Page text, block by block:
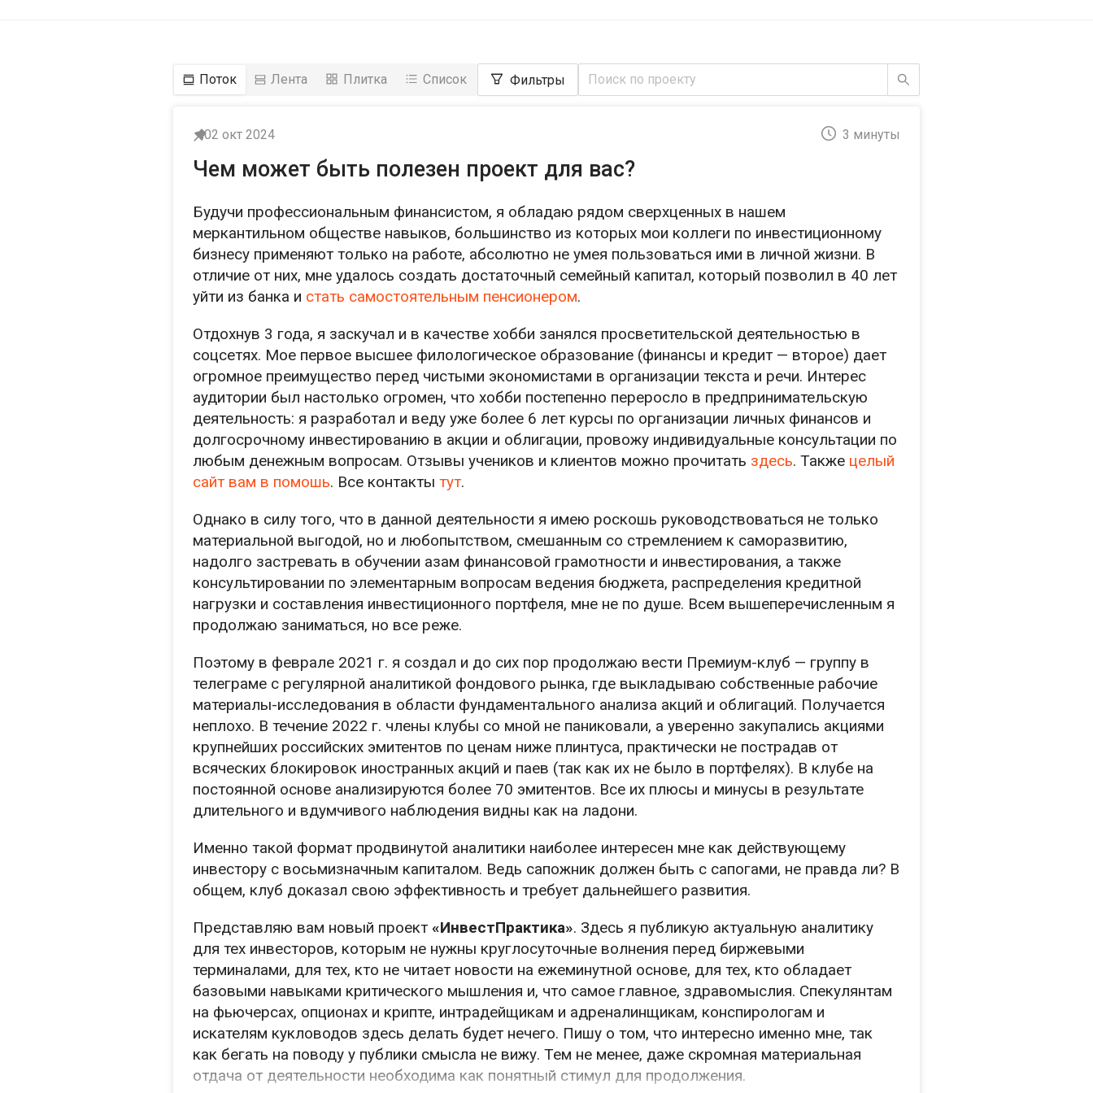
Поток Лента Плитка Список Фильтры
02 окт 2024 3 минуты
Чем может быть полезен проект для вас?
Будучи профессиональным финансистом, я обладаю рядом сверхценных в нашем
меркантильном обществе навыков, большинство из которых мои коллеги по инвестиционному
бизнесу применяют только на работе, абсолютно не умея пользоваться ими в личной жизни. В
отличие от них, мне удалось создать достаточный семейный капитал, который позволил в 40 лет
уйти из банка и стать самостоятельным пенсионером.
Отдохнув 3 года, я заскучал и в качестве хобби занялся просветительской деятельностью в
соцсетях. Мое первое высшее филологическое образование (финансы и кредит — второе) дает
огромное преимущество перед чистыми экономистами в организации текста и речи. Интерес
аудитории был настолько огромен, что хобби постепенно переросло в предпринимательскую
деятельность: я разработал и веду уже более 6 лет курсы по организации личных финансов и
долгосрочному инвестированию в акции и облигации, провожу индивидуальные консультации по
любым денежным вопросам. Отзывы учеников и клиентов можно прочитать здесь. Также целый
сайт вам в помошь. Все контакты тут.
Однако в силу того, что в данной деятельности я имею роскошь руководствоваться не только
материальной выгодой, но и любопытством, смешанным со стремлением к саморазвитию,
надолго застревать в обучении азам финансовой грамотности и инвестирования, а также
консультировании по элементарным вопросам ведения бюджета, распределения кредитной
нагрузки и составления инвестиционного портфеля, мне не по душе. Всем вышеперечисленным я
продолжаю заниматься, но все реже.
Поэтому в феврале 2021 г. я создал и до сих пор продолжаю вести Премиум-клуб — группу в
телеграме с регулярной аналитикой фондового рынка, где выкладываю собственные рабочие
материалы-исследования в области фундаментального анализа акций и облигаций. Получается
неплохо. В течение 2022 г. члены клубы со мной не паниковали, а уверенно закупались акциями
крупнейших российских эмитентов по ценам ниже плинтуса, практически не пострадав от
всяческих блокировок иностранных акций и паев (так как их не было в портфелях). В клубе на
постоянной основе анализируются более 70 эмитентов. Все их плюсы и минусы в результате
длительного и вдумчивого наблюдения видны как на ладони.
Именно такой формат продвинутой аналитики наиболее интересен мне как действующему
инвестору с восьмизначным капиталом. Ведь сапожник должен быть с сапогами, не правда ли? В
общем, клуб доказал свою эффективность и требует дальнейшего развития.
Представляю вам новый проект «ИнвестПрактика». Здесь я публикую актуальную аналитику
для тех инвесторов, которым не нужны круглосуточные волнения перед биржевыми
терминалами, для тех, кто не читает новости на ежеминутной основе, для тех, кто обладает
базовыми навыками критического мышления и, что самое главное, здравомыслия. Спекулянтам
на фьючерсах, опционах и крипте, интрадейщикам и адреналинщикам, конспирологам и
искателям кукловодов здесь делать будет нечего. Пишу о том, что интересно именно мне, так
как бегать на поводу у публики смысла не вижу. Тем не менее, даже скромная материальная
отдача от деятельности необходима как понятный стимул для продолжения.